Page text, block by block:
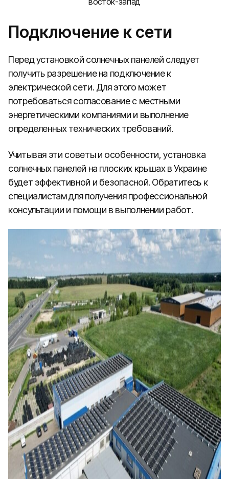
Подключение к сети
Перед установкой солнечных панелей следует
получить разрешение на подключение к
электрической сети. Для этого может
потребоваться согласование с местными
энергетическими компаниями и выполнение
определенных технических требований.
Учитывая эти советы и особенности, установка
солнечных панелей на плоских крышах в Украине
будет эффективной и безопасной. Обратитесь к
специалистам для получения профессиональной
консультации и помощи в выполнении работ.